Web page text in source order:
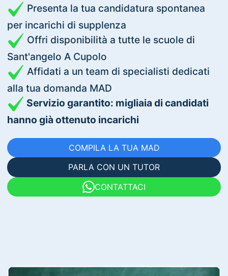
Presenta la tua candidatura spontanea
per incarichi di supplenza
Offri disponibilità a tutte le scuole di
Sant'angelo A Cupolo
Affidati a un team di specialisti dedicati
alla tua domanda MAD
Servizio garantito: migliaia di candidati
hanno già ottenuto incarichi
COMPILA LA TUA MAD
PARLA CON UN TUTOR
CONTATTACI